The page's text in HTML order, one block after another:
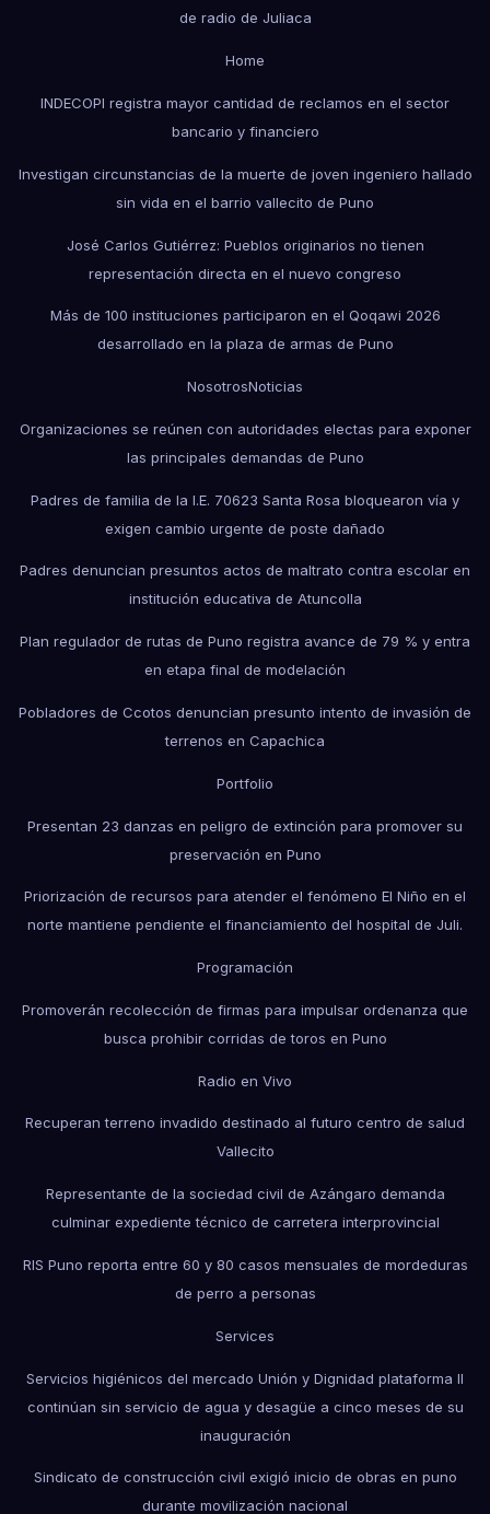
de radio de Juliaca
Home
INDECOPI registra mayor cantidad de reclamos en el sector
bancario y financiero
Investigan circunstancias de la muerte de joven ingeniero hallado
sin vida en el barrio vallecito de Puno
José Carlos Gutiérrez: Pueblos originarios no tienen
representación directa en el nuevo congreso
Más de 100 instituciones participaron en el Qoqawi 2026
desarrollado en la plaza de armas de Puno
NosotrosNoticias
Organizaciones se reúnen con autoridades electas para exponer
las principales demandas de Puno
Padres de familia de la I.E. 70623 Santa Rosa bloquearon vía y
exigen cambio urgente de poste dañado
Padres denuncian presuntos actos de maltrato contra escolar en
institución educativa de Atuncolla
Plan regulador de rutas de Puno registra avance de 79 % y entra
en etapa final de modelación
Pobladores de Ccotos denuncian presunto intento de invasión de
terrenos en Capachica
Portfolio
Presentan 23 danzas en peligro de extinción para promover su
preservación en Puno
Priorización de recursos para atender el fenómeno El Niño en el
norte mantiene pendiente el financiamiento del hospital de Juli.
Programación
Promoverán recolección de firmas para impulsar ordenanza que
busca prohibir corridas de toros en Puno
Radio en Vivo
Recuperan terreno invadido destinado al futuro centro de salud
Vallecito
Representante de la sociedad civil de Azángaro demanda
culminar expediente técnico de carretera interprovincial
RIS Puno reporta entre 60 y 80 casos mensuales de mordeduras
de perro a personas
Services
Servicios higiénicos del mercado Unión y Dignidad plataforma II
continúan sin servicio de agua y desagüe a cinco meses de su
inauguración
Sindicato de construcción civil exigió inicio de obras en puno
durante movilización nacional